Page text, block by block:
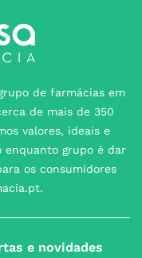
de farmácias em
de mais de 350
valores, ideais e
enquanto grupo é dar
os consumidores
e novidades